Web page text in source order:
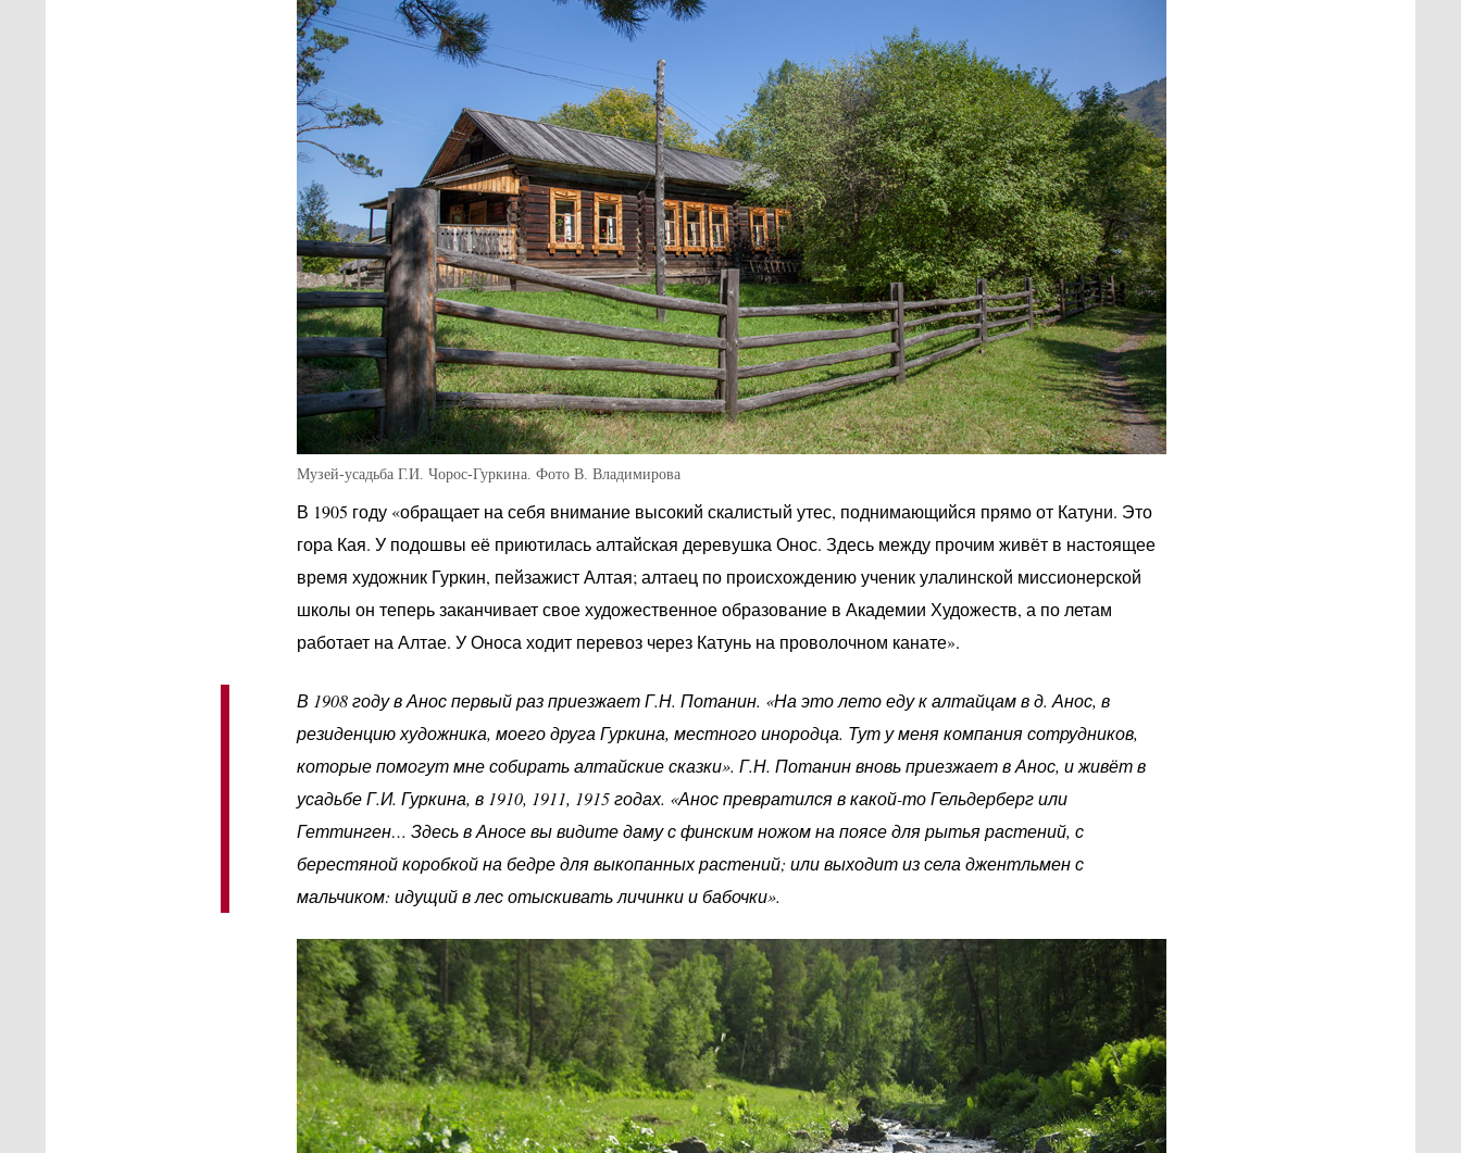
Музей-усадьба Г.И. Чорос-Гуркина. Фото В. Владимирова
В 1905 году «обращает на себя внимание высокий скалистый утес, поднимающийся прямо от Катуни. Это
гора Кая. У подошвы её приютилась алтайская деревушка Онос. Здесь между прочим живёт в настоящее
время художник Гуркин, пейзажист Алтая; алтаец по происхождению ученик улалинской миссионерской
школы он теперь заканчивает свое художественное образование в Академии Художеств, а по летам
работает на Алтае. У Оноса ходит перевоз через Катунь на проволочном канате».
В 1908 году в Анос первый раз приезжает Г.Н. Потанин. «На это лето еду к алтайцам в д. Анос, в
резиденцию художника, моего друга Гуркина, местного инородца. Тут у меня компания сотрудников,
которые помогут мне собирать алтайские сказки». Г.Н. Потанин вновь приезжает в Анос, и живёт в
усадьбе Г.И. Гуркина, в 1910, 1911, 1915 годах. «Анос превратился в какой-то Гельдерберг или
Геттинген… Здесь в Аносе вы видите даму с финским ножом на поясе для рытья растений, с
берестяной коробкой на бедре для выкопанных растений; или выходит из села джентльмен с
мальчиком: идущий в лес отыскивать личинки и бабочки».